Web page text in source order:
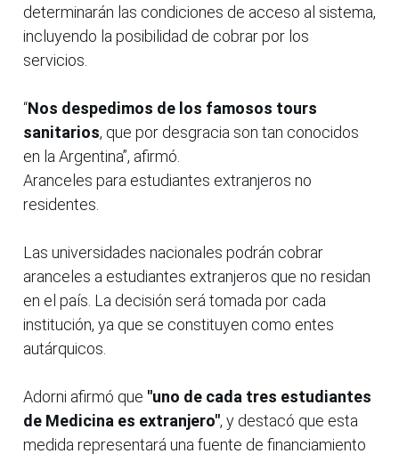
determinarán las condiciones de acceso al sistema,
incluyendo la posibilidad de cobrar por los
servicios.
“Nos despedimos de los famosos tours
sanitarios, que por desgracia son tan conocidos
en la Argentina”, afirmó.
Aranceles para estudiantes extranjeros no
residentes.
Las universidades nacionales podrán cobrar
aranceles a estudiantes extranjeros que no residan
en el país. La decisión será tomada por cada
institución, ya que se constituyen como entes
autárquicos.
Adorni afirmó que "uno de cada tres estudiantes
de Medicina es extranjero", y destacó que esta
medida representará una fuente de financiamiento